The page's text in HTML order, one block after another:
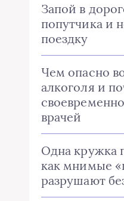
Запой в
попутчика и
поездку
Чем опасно
алкоголя и
врачей
Одна кружка
как мнимые
разрушают